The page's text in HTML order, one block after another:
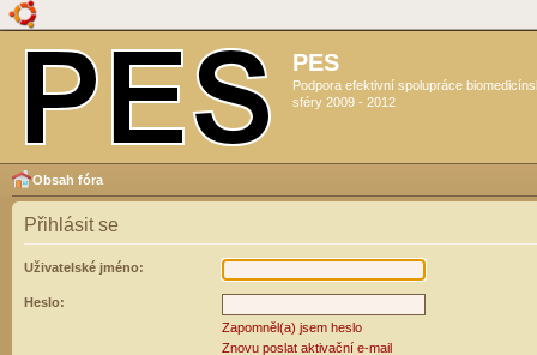
PES
Podpora efektivní spolupráce
sféry 2009 - 2012
Obsah fóra
Přihlásit se
Uživatelské jméno:
Heslo:
Zapomněl(a) jsem heslo
Znovu poslat aktivační e-mail